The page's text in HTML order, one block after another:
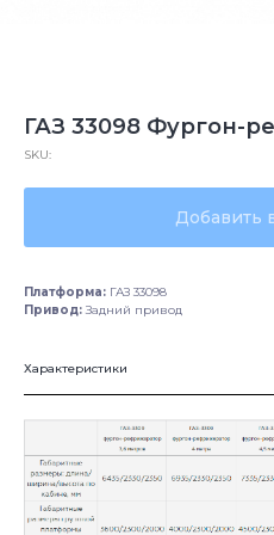
ГАЗ 33098 Фургон-
SKU:
Добавить
Платформа: ГАЗ 33098
Привод: Задний привод
Характеристики